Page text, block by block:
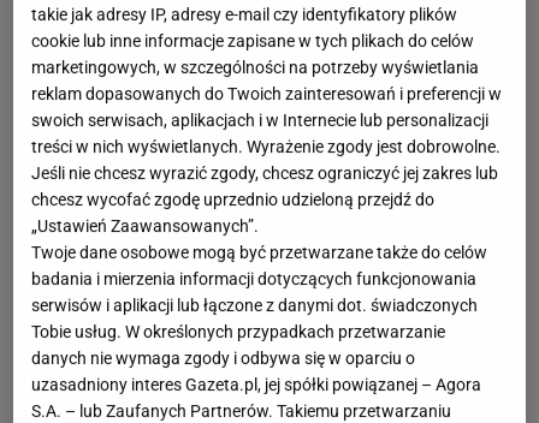
takie jak adresy IP, adresy e-mail czy identyfikatory plików
cookie lub inne informacje zapisane w tych plikach do celów
marketingowych, w szczególności na potrzeby wyświetlania
reklam dopasowanych do Twoich zainteresowań i preferencji w
swoich serwisach, aplikacjach i w Internecie lub personalizacji
treści w nich wyświetlanych. Wyrażenie zgody jest dobrowolne.
Jeśli nie chcesz wyrazić zgody, chcesz ograniczyć jej zakres lub
chcesz wycofać zgodę uprzednio udzieloną przejdź do
„Ustawień Zaawansowanych”.
Twoje dane osobowe mogą być przetwarzane także do celów
badania i mierzenia informacji dotyczących funkcjonowania
serwisów i aplikacji lub łączone z danymi dot. świadczonych
Tobie usług. W określonych przypadkach przetwarzanie
danych nie wymaga zgody i odbywa się w oparciu o
uzasadniony interes Gazeta.pl, jej spółki powiązanej – Agora
S.A. – lub Zaufanych Partnerów. Takiemu przetwarzaniu